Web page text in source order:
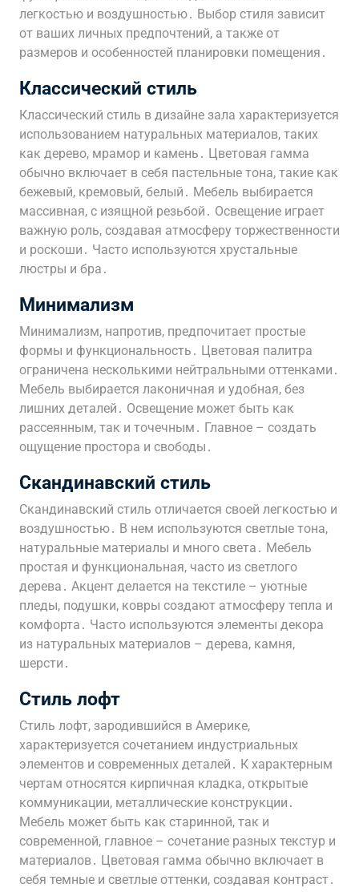
легкостью и воздушностью․ Выбор стиля зависит
от ваших личных предпочтений, а также от
размеров и особенностей планировки помещения․
Классический стиль
Классический стиль в дизайне зала характеризуется
использованием натуральных материалов, таких
как дерево, мрамор и камень․ Цветовая гамма
обычно включает в себя пастельные тона, такие как
бежевый, кремовый, белый․ Мебель выбирается
массивная, с изящной резьбой․ Освещение играет
важную роль, создавая атмосферу торжественности
и роскоши․ Часто используются хрустальные
люстры и бра․
Минимализм
Минимализм, напротив, предпочитает простые
формы и функциональность․ Цветовая палитра
ограничена несколькими нейтральными оттенками․
Мебель выбирается лаконичная и удобная, без
лишних деталей․ Освещение может быть как
рассеянным, так и точечным․ Главное – создать
ощущение простора и свободы․
Скандинавский стиль
Скандинавский стиль отличается своей легкостью и
воздушностью․ В нем используются светлые тона,
натуральные материалы и много света․ Мебель
простая и функциональная, часто из светлого
дерева․ Акцент делается на текстиле – уютные
пледы, подушки, ковры создают атмосферу тепла и
комфорта․ Часто используются элементы декора
из натуральных материалов – дерева, камня,
шерсти․
Стиль лофт
Стиль лофт, зародившийся в Америке,
характеризуется сочетанием индустриальных
элементов и современных деталей․ К характерным
чертам относятся кирпичная кладка, открытые
коммуникации, металлические конструкции․
Мебель может быть как старинной, так и
современной, главное – сочетание разных текстур и
материалов․ Цветовая гамма обычно включает в
себя темные и светлые оттенки, создавая контраст․